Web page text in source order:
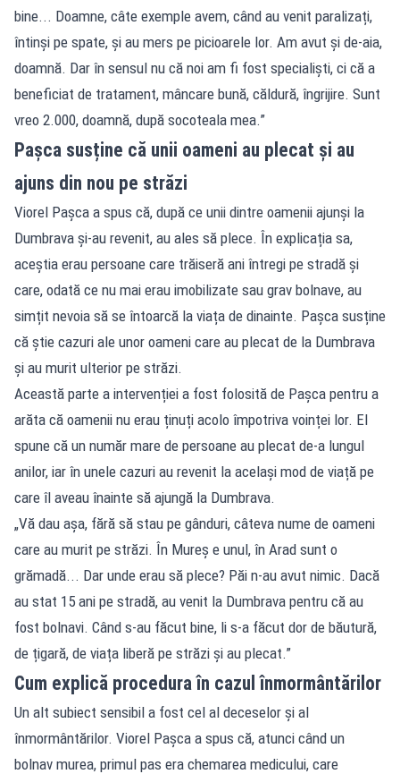
bine... Doamne, câte exemple avem, când au venit paralizați,
întinși pe spate, și au mers pe picioarele lor. Am avut și de-aia,
doamnă. Dar în sensul nu că noi am fi fost specialiști, ci că a
beneficiat de tratament, mâncare bună, căldură, îngrijire. Sunt
vreo 2.000, doamnă, după socoteala mea.”
Pașca susține că unii oameni au plecat și au
ajuns din nou pe străzi
Viorel Pașca a spus că, după ce unii dintre oamenii ajunși la
Dumbrava și-au revenit, au ales să plece. În explicația sa,
aceștia erau persoane care trăiseră ani întregi pe stradă și
care, odată ce nu mai erau imobilizate sau grav bolnave, au
simțit nevoia să se întoarcă la viața de dinainte. Pașca susține
că știe cazuri ale unor oameni care au plecat de la Dumbrava
și au murit ulterior pe străzi.
Această parte a intervenției a fost folosită de Pașca pentru a
arăta că oamenii nu erau ținuți acolo împotriva voinței lor. El
spune că un număr mare de persoane au plecat de-a lungul
anilor, iar în unele cazuri au revenit la același mod de viață pe
care îl aveau înainte să ajungă la Dumbrava.
„Vă dau așa, fără să stau pe gânduri, câteva nume de oameni
care au murit pe străzi. În Mureș e unul, în Arad sunt o
grămadă... Dar unde erau să plece? Păi n-au avut nimic. Dacă
au stat 15 ani pe stradă, au venit la Dumbrava pentru că au
fost bolnavi. Când s-au făcut bine, li s-a făcut dor de băutură,
de țigară, de viața liberă pe străzi și au plecat.”
Cum explică procedura în cazul înmormântărilor
Un alt subiect sensibil a fost cel al deceselor și al
înmormântărilor. Viorel Pașca a spus că, atunci când un
bolnav murea, primul pas era chemarea medicului, care